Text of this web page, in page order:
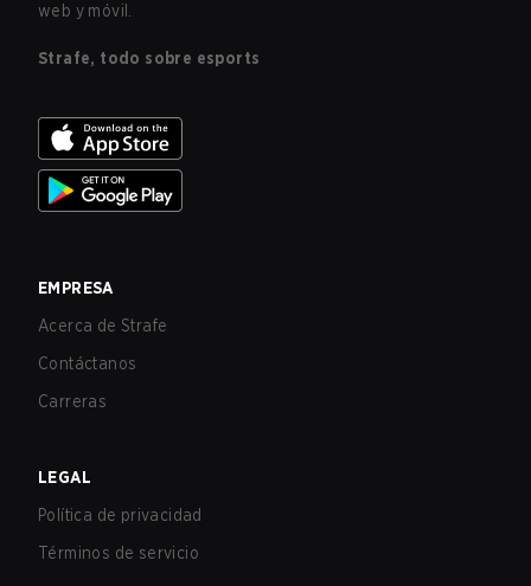
web y móvil.
Strafe, todo sobre esports
EMPRESA
Acerca de Strafe
Contáctanos
Carreras
LEGAL
Política de privacidad
Términos de servicio